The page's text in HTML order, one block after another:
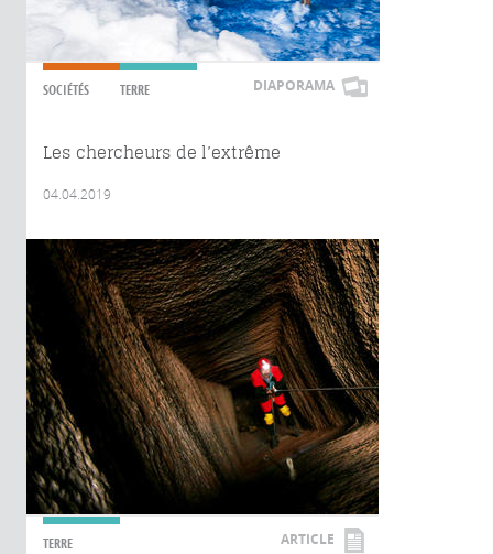
SOCIÉTÉS TERRE DIAPORAMA
Les chercheurs de l’extrême
04.04.2019
TERRE ARTICLE